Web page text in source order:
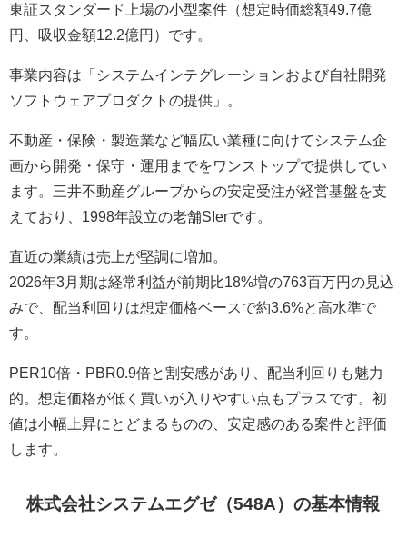
東証スタンダード上場の小型案件（想定時価総額49.7億
円、吸収金額12.2億円）です。
事業内容は「システムインテグレーションおよび自社開発
ソフトウェアプロダクトの提供」。
不動産・保険・製造業など幅広い業種に向けてシステム企
画から開発・保守・運用までをワンストップで提供してい
ます。三井不動産グループからの安定受注が経営基盤を支
えており、1998年設立の老舗SIerです。
直近の業績は売上が堅調に増加。
2026年3月期は経常利益が前期比18%増の763百万円の見込
みで、配当利回りは想定価格ベースで約3.6%と高水準で
す。
PER10倍・PBR0.9倍と割安感があり、配当利回りも魅力
的。想定価格が低く買いが入りやすい点もプラスです。初
値は小幅上昇にとどまるものの、安定感のある案件と評価
します。
株式会社システムエグゼ（548A）の基本情報